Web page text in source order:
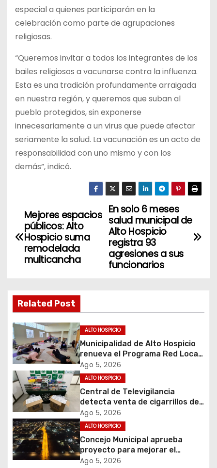
especial a quienes participarán en la
celebración como parte de agrupaciones
religiosas.
“Queremos invitar a todos los integrantes de los
bailes religiosos a vacunarse contra la influenza.
Esta es una tradición profundamente arraigada
en nuestra región, y queremos que suban al
pueblo protegidos, sin exponerse
innecesariamente a un virus que puede afectar
seriamente la salud. La vacunación es un acto de
responsabilidad con uno mismo y con los
demás”, indicó.
N
a
g
a
c
i
ó
n
d
e
e
En solo 6 meses
salud municipal de
Alto Hospicio
registra 93
agresiones a sus
funcionarios
Mejores espacios
públicos: Alto
Hospicio suma
remodelada
multicancha
Related Post
ALTO HOSPICIO
Municipalidad de Alto Hospicio
renueva el Programa Red Local
de Apoyos y Cuidados
Ago 5, 2026
ALTO HOSPICIO
Central de Televigilancia
detecta venta de cigarrillos de
contrabando y permite
incautación de más de 3 mil
cajetillas
Ago 5, 2026
ALTO HOSPICIO
Concejo Municipal aprueba
proyecto para mejorar el
alumbrado público del sector El
Ago 5, 2026